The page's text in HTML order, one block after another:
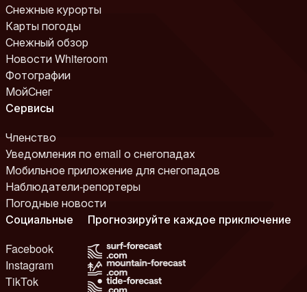
Снежные курорты
Карты погоды
Снежный обзор
Новости Whiteroom
Фотографии
МойСнег
Сервисы
Членство
Уведомления по email о снегопадах
Мобильное приложение для снегопадов
Наблюдатели-репортеры
Погодные новости
Социальные
Facebook
Instagram
TikTok
Прогнозируйте каждое приключение